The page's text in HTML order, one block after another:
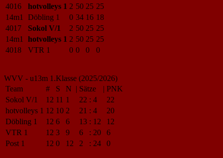
4016
hotvolleys 1 2 50 25 25
14m1
Döbling 1 0 34 16 18
4017
Sokol V/1 2 50 25 25
14m1
hotvolleys 1 2 50 25 25
4018
VTR 1 0 0 0 0
WVV - u13m 1.Klasse (2025/2026)
Team
# S N | Sätze | PNK
Sokol V/1
12 11 1 22 : 4
22
hotvolleys 1 12 10 2 21 : 4
20
Döbling 1
12 6 6 13 : 12
12
VTR 1
12 3 9 6 : 20
6
Post 1
12 0 12 2 : 24 0